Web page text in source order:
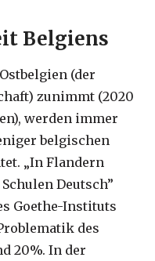
Belgiens
(der
zunimmt (2020
werden immer
belgischen
„In Flandern
Deutsch”
Goethe-Instituts
des
20%. In der